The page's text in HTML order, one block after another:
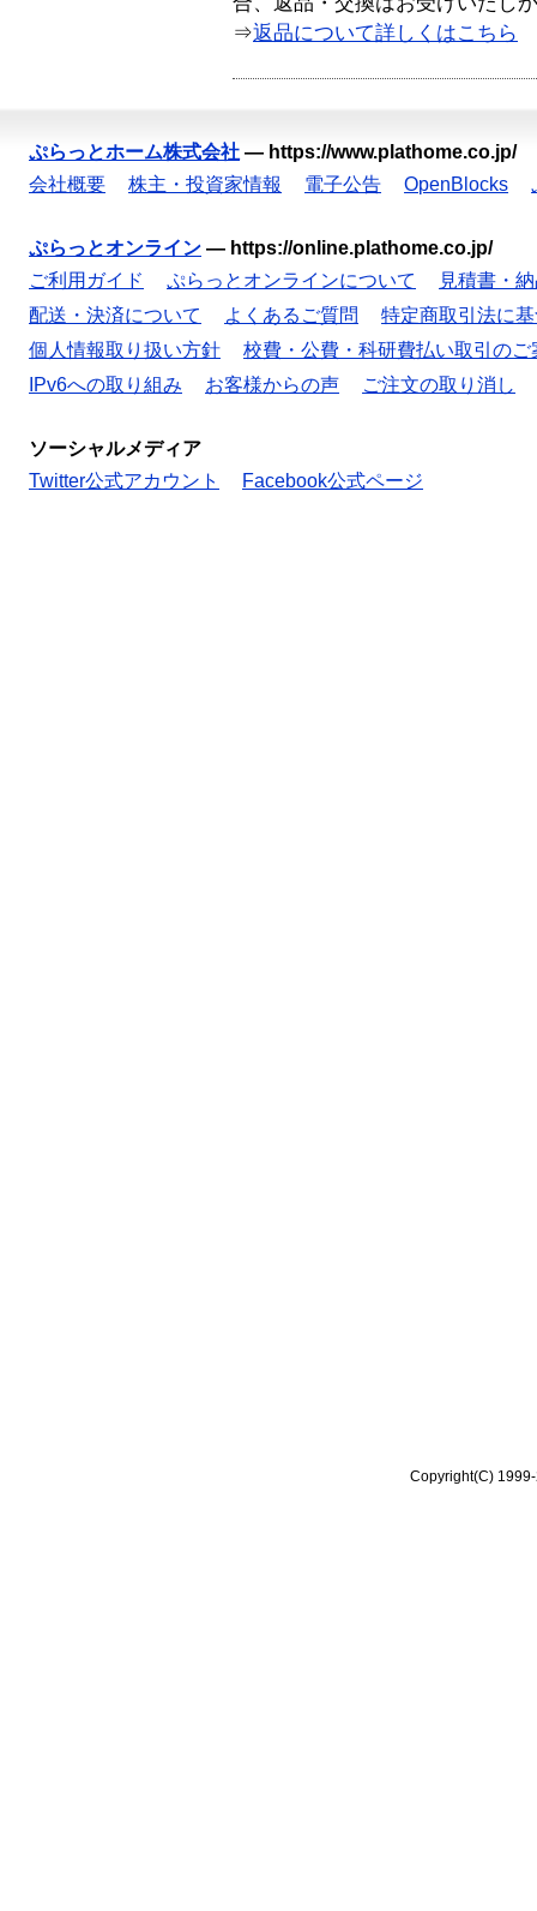
⇒返品について詳しくはこちら
ぷらっとホーム株式会社 — https://www.plathome.co.jp/
会社概要
株主・投資家情報 電子公告 OpenBlocks
ぷらっとオンライン — https://online.plathome.co.jp/
ご利用ガイド
ぷらっとオンラインについて
見積書・
配送・決済について
よくあるご質問
特定商取引法に
個人情報取り扱い方針
校費・公費・科研費払い取引のご
IPv6への取り組み
お客様からの声 ご注文の取り消し
ソーシャルメディア
Twitter公式アカウント
Facebook公式ページ
Copyright(C)